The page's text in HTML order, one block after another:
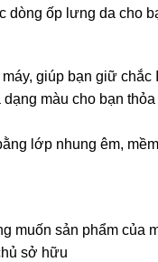
dòng ốp lưng da cho
giúp bạn giữ chắc
dạng màu cho bạn
lớp nhung êm,
muốn sản phẩm của
sở hữu